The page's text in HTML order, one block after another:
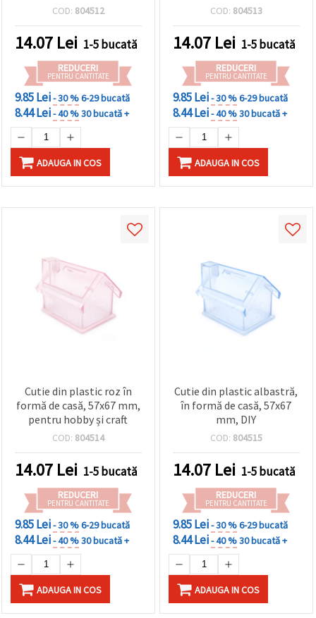
COD: 804512
14.07 Lei 1-5 bucată
REDUCERI
PENTRU CANTITATE
9.85 Lei- 30 %6-29 bucată
8.44 Lei- 40 %30 bucată +
ADAUGA IN COS
COD: 804513
14.07 Lei 1-5 bucată
REDUCERI
PENTRU CANTITATE
9.85 Lei- 30 %6-29 bucată
8.44 Lei- 40 %30 bucată +
ADAUGA IN COS
Cutie din plastic roz în
formă de casă, 57x67 mm,
pentru hobby și craft
COD: 804514
14.07 Lei 1-5 bucată
REDUCERI
PENTRU CANTITATE
9.85 Lei- 30 %6-29 bucată
8.44 Lei- 40 %30 bucată +
ADAUGA IN COS
Cutie din plastic albastră,
în formă de casă, 57x67
mm, DIY
COD: 804515
14.07 Lei 1-5 bucată
REDUCERI
PENTRU CANTITATE
9.85 Lei- 30 %6-29 bucată
8.44 Lei- 40 %30 bucată +
ADAUGA IN COS